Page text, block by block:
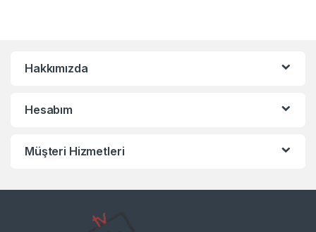
Hakkımızda
Hesabım
Müşteri Hizmetleri